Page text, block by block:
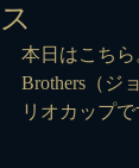
ス
本日はこちら
Brothers（ジ
リオカップで